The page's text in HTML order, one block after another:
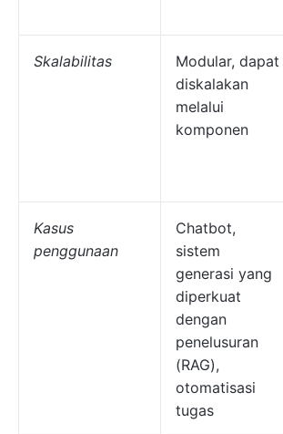
Skalabilitas
Modular, dapat
diskalakan
melalui
komponen
Kasus
penggunaan
Chatbot,
sistem
generasi yang
diperkuat
dengan
penelusuran
(RAG),
otomatisasi
tugas